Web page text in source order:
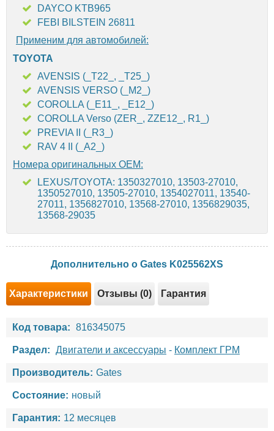
DAYCO KTB965
FEBI BILSTEIN 26811
Применим для автомобилей:
TOYOTA
AVENSIS (_T22_, _T25_)
AVENSIS VERSO (_M2_)
COROLLA (_E11_, _E12_)
COROLLA Verso (ZER_, ZZE12_, R1_)
PREVIA II (_R3_)
RAV 4 II (_A2_)
Номера оригинальных OEM:
LEXUS/TOYOTA: 1350327010, 13503-27010,
1350527010, 13505-27010, 1354027011, 13540-
27011, 1356827010, 13568-27010, 1356829035,
13568-29035
Дополнительно о Gates K025562XS
Характеристики Отзывы (0) Гарантия
Код товара: 816345075
Раздел: Двигатели и аксессуары - Комплект ГРМ
Производитель: Gates
Состояние: новый
Гарантия: 12 месяцев